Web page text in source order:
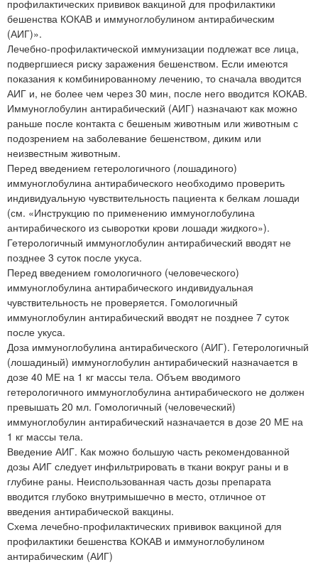
профилактических прививок вакциной для профилактики
бешенства КОКАВ и иммуноглобулином антирабическим
(АИГ)».
Лечебно-профилактической иммунизации подлежат все лица,
подвергшиеся риску заражения бешенством. Если имеются
показания к комбинированному лечению, то сначала вводится
АИГ и, не более чем через 30 мин, после него вводится КОКАВ.
Иммуноглобулин антирабический (АИГ) назначают как можно
раньше после контакта с бешеным животным или животным с
подозрением на заболевание бешенством, диким или
неизвестным животным.
Перед введением гетерологичного (лошадиного)
иммуноглобулина антирабического необходимо проверить
индивидуальную чувствительность пациента к белкам лошади
(см. «Инструкцию по применению иммуноглобулина
антирабического из сыворотки крови лошади жидкого»).
Гетерологичный иммуноглобулин антирабический вводят не
позднее 3 суток после укуса.
Перед введением гомологичного (человеческого)
иммуноглобулина антирабического индивидуальная
чувствительность не проверяется. Гомологичный
иммуноглобулин антирабический вводят не позднее 7 суток
после укуса.
Доза иммуноглобулина антирабического (АИГ). Гетерологичный
(лошадиный) иммуноглобулин антирабический назначается в
дозе 40 МЕ на 1 кг массы тела. Объем вводимого
гетерологичного иммуноглобулина антирабического не должен
превышать 20 мл. Гомологичный (человеческий)
иммуноглобулин антирабический назначается в дозе 20 МЕ на
1 кг массы тела.
Введение АИГ. Как можно большую часть рекомендованной
дозы АИГ следует инфильтрировать в ткани вокруг раны и в
глубине раны. Неиспользованная часть дозы препарата
вводится глубоко внутримышечно в место, отличное от
введения антирабической вакцины.
Схема лечебно-профилактических прививок вакциной для
профилактики бешенства КОКАВ и иммуноглобулином
антирабическим (АИГ)